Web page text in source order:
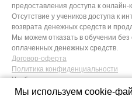
предоставления доступа к онлайн-
Отсутствие у учеников доступа к
возврата денежных средств и
Мы можем отказать в обучении
оплаченных денежных средств.
Договор-оферта
Политика конфиденциальности
Учебные программы
Мы используем cookie-